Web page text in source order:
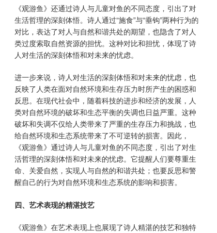
《观游鱼》还通过诗人与儿童对鱼的不同态度，引出了对
生活哲理的深刻体悟。诗人通过“施食”与“垂钩”两种行为的
对比，表达了对人与自然和谐共处的期望，也隐含了对人
类过度索取自然资源的担忧。这种对比和担忧，体现了诗
人对生活的深刻体悟和对未来的忧虑。
进一步来说，诗人对生活的深刻体悟和对未来的忧虑，也
反映了人类在面对自然环境和生存压力时所产生的困惑和
反思。在现代社会中，随着科技的进步和经济的发展，人
类对自然环境的破坏和生态平衡的失调也日益严重。这种
破坏和失调不仅给人类带来了严重的生存压力和挑战，也
给自然环境和生态系统带来了不可逆转的损害。因此，
《观游鱼》通过诗人与儿童对鱼的不同态度，引出了对生
活哲理的深刻体悟和对未来的忧虑。它提醒人们要尊重生
命、关爱自然，实现人与自然的和谐共处；也要反思和警
醒自己的行为对自然环境和生态系统的影响和损害。
四、艺术表现的精湛技艺
《观游鱼》在艺术表现上也展现了诗人精湛的技艺和独特